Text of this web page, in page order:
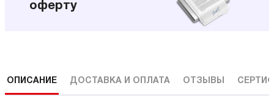
оферту
ОПИСАНИЕ ДОСТАВКА И ОПЛАТА ОТЗЫВЫ